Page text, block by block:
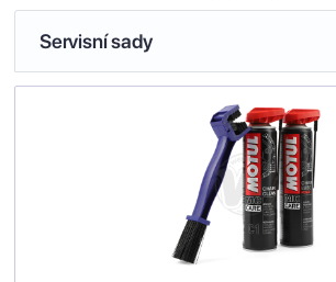
Servisní sady